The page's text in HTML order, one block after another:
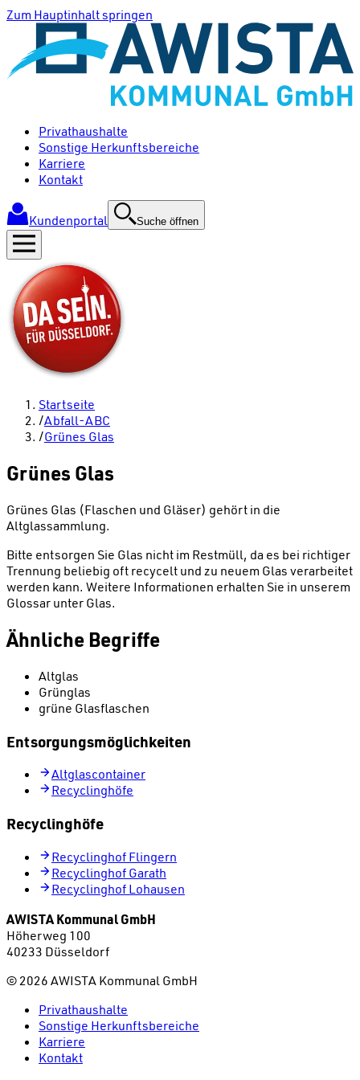
Zum Hauptinhalt springen
Privathaushalte
Sonstige Herkunftsbereiche
Karriere
Kontakt
Kundenportal Suche öffnen
Startseite
/Abfall-ABC
/Grünes Glas
Grünes Glas
Grünes Glas (Flaschen und Gläser) gehört in die
Altglassammlung.
Bitte entsorgen Sie Glas nicht im Restmüll, da es bei richtiger
Trennung beliebig oft recycelt und zu neuem Glas verarbeitet
werden kann. Weitere Informationen erhalten Sie in unserem
Glossar unter Glas.
Ähnliche Begriffe
Altglas
Grünglas
grüne Glasflaschen
Entsorgungsmöglichkeiten
Altglascontainer
Recyclinghöfe
Recyclinghöfe
Recyclinghof Flingern
Recyclinghof Garath
Recyclinghof Lohausen
AWISTA Kommunal GmbH
Höherweg 100
40233 Düsseldorf
© 2026 AWISTA Kommunal GmbH
Privathaushalte
Sonstige Herkunftsbereiche
Karriere
Kontakt